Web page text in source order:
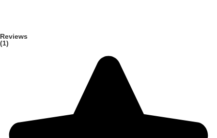
Reviews
(1)